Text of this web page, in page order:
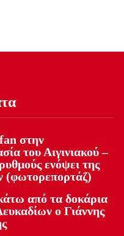
στην
του Αιγινιακού –
ενόψει της
(φωτορεπορτάζ)
από τα δοκάρια
ο Γιάννης